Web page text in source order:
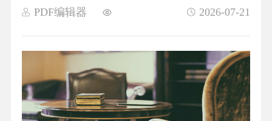
PDF编辑器 2026-07-21